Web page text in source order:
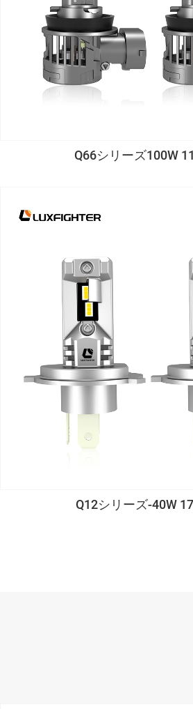
Q66シリーズ100W
Q12シリーズ-40W